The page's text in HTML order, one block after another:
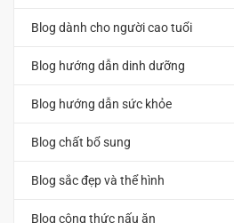
Blog dành cho người cao tuổi
Blog hướng dẫn dinh dưỡng
Blog hướng dẫn sức khỏe
Blog chất bổ sung
Blog sắc đẹp và thể hình
Blog công thức nấu ăn